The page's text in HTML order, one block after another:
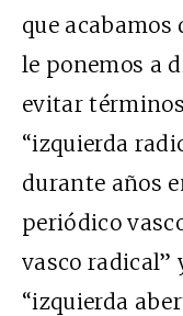
que acabamos
le ponemos a
evitar
“izquierda
durante años
periódico
vasco radical”
“izquierda